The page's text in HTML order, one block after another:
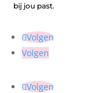
bij jou past.
Volgen
Volgen
Volgen